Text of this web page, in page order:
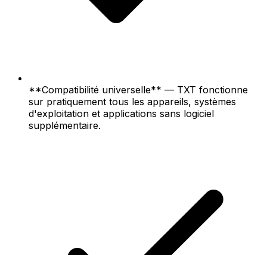
**Compatibilité universelle** — TXT fonctionne
sur pratiquement tous les appareils, systèmes
d'exploitation et applications sans logiciel
supplémentaire.